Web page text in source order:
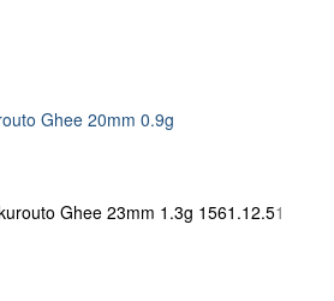
Ghee 20mm 0.9g